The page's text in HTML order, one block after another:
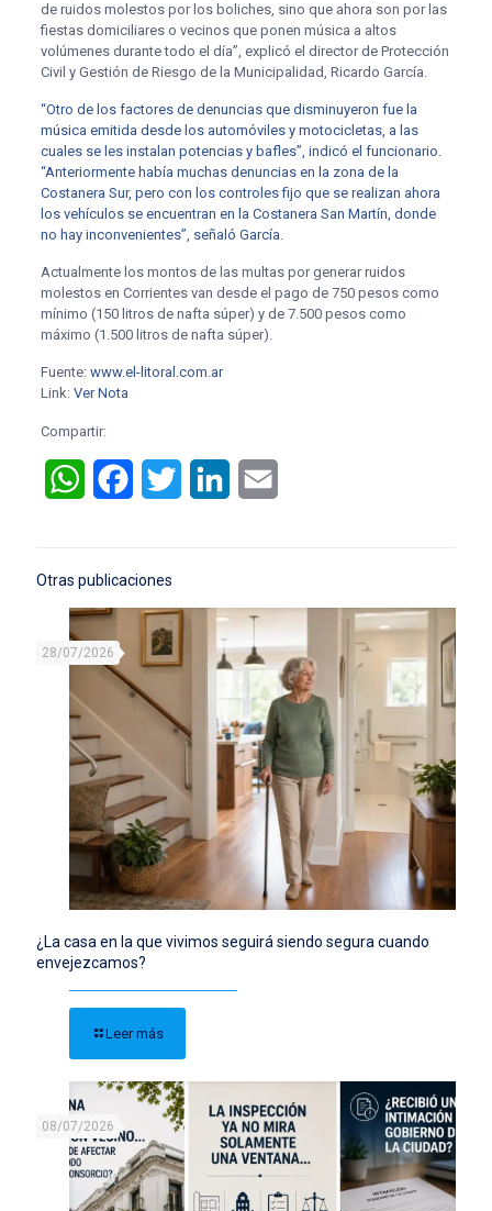
de ruidos molestos por los boliches, sino que ahora son por las
fiestas domiciliares o vecinos que ponen música a altos
volúmenes durante todo el día”, explicó el director de Protección
Civil y Gestión de Riesgo de la Municipalidad, Ricardo García.
“Otro de los factores de denuncias que disminuyeron fue la
música emitida desde los automóviles y motocicletas, a las
cuales se les instalan potencias y bafles”, indicó el funcionario.
“Anteriormente había muchas denuncias en la zona de la
Costanera Sur, pero con los controles fijo que se realizan ahora
los vehículos se encuentran en la Costanera San Martín, donde
no hay inconvenientes”, señaló García.
Actualmente los montos de las multas por generar ruidos
molestos en Corrientes van desde el pago de 750 pesos como
mínimo (150 litros de nafta súper) y de 7.500 pesos como
máximo (1.500 litros de nafta súper).
Fuente: www.el-litoral.com.ar
Link: Ver Nota
Compartir:
WhatsAppFacebookTwitter LinkedIn
Otras publicaciones
28/07/2026
¿La casa en la que vivimos seguirá siendo segura cuando
envejezcamos?
Leer más
08/07/2026